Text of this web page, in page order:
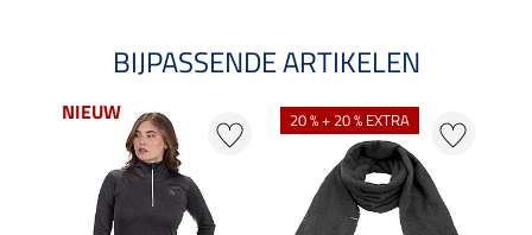
BIJPASSENDE ARTIKELEN
NIEUW 20 % + 20 % EXTRA